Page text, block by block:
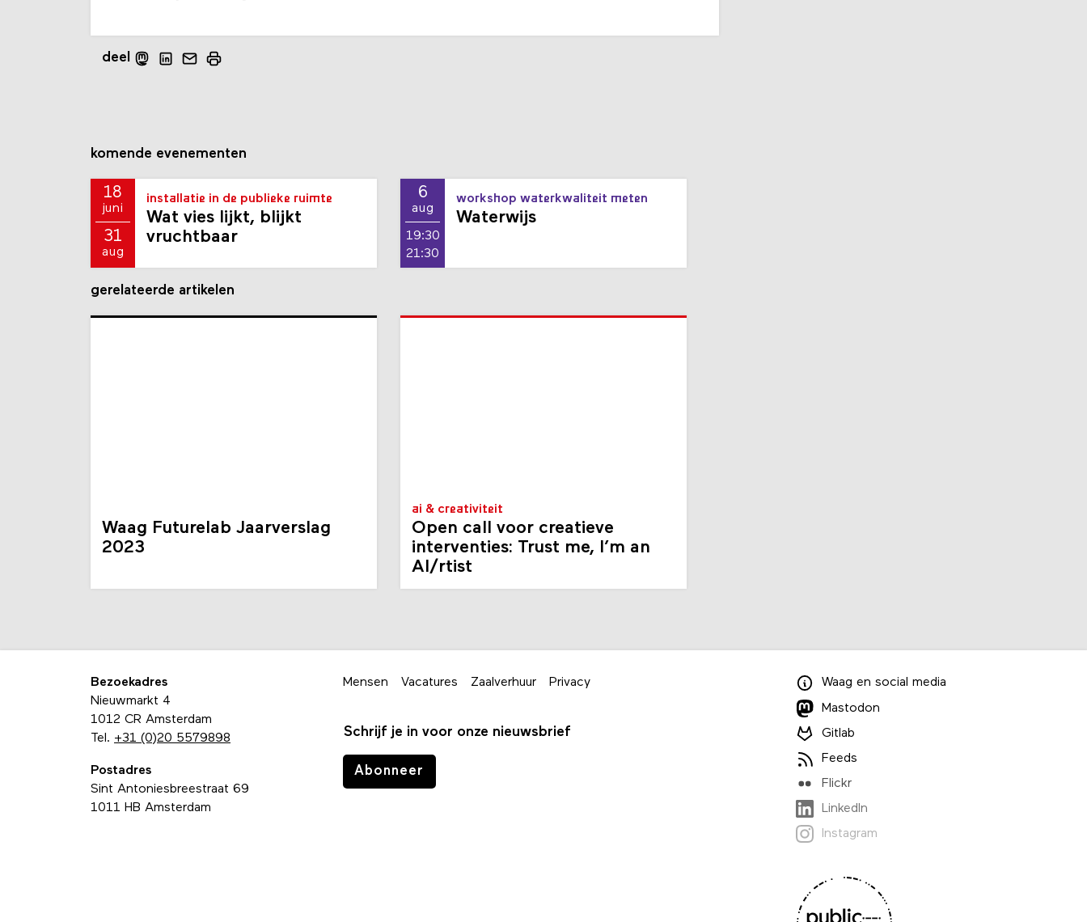
deel
komende evenementen
18
juni
31
aug
installatie in de publieke ruimte
Wat vies lijkt, blijkt
vruchtbaar
6
aug
19:30
21:30
workshop waterkwaliteit meten
Waterwijs
gerelateerde artikelen
Waag Futurelab Jaarverslag
2023
ai & creativiteit
Open call voor creatieve
interventies: Trust me, I’m an
AI/rtist
Bezoekadres
Nieuwmarkt 4
1012 CR Amsterdam
Tel. +31 (0)20 5579898
Postadres
Sint Antoniesbreestraat 69
1011 HB Amsterdam
Mensen Vacatures Zaalverhuur Privacy
Schrijf je in voor onze nieuwsbrief
Abonneer
Waag en social media
Mastodon
Gitlab
Feeds
Flickr
LinkedIn
Instagram